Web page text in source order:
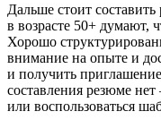
Дальше стоит
в возрасте 50+ думают,
Хорошо
внимание на опыте и
и получить
составления резюме
или воспользоваться